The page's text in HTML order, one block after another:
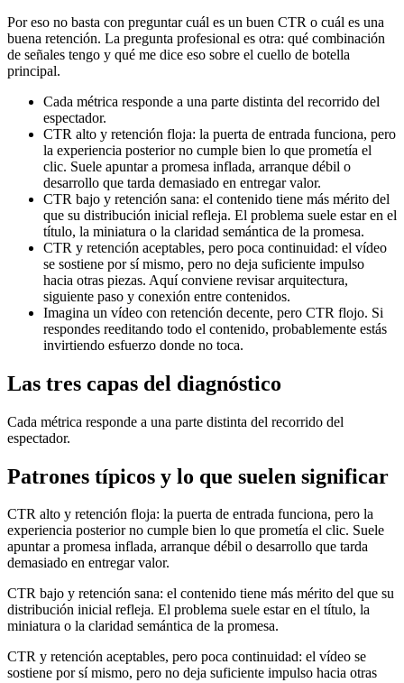
Por eso no basta con preguntar cuál es un buen CTR o cuál es una
buena retención. La pregunta profesional es otra: qué combinación
de señales tengo y qué me dice eso sobre el cuello de botella
principal.
Cada métrica responde a una parte distinta del recorrido del
espectador.
CTR alto y retención floja: la puerta de entrada funciona, pero
la experiencia posterior no cumple bien lo que prometía el
clic. Suele apuntar a promesa inflada, arranque débil o
desarrollo que tarda demasiado en entregar valor.
CTR bajo y retención sana: el contenido tiene más mérito del
que su distribución inicial refleja. El problema suele estar en el
título, la miniatura o la claridad semántica de la promesa.
CTR y retención aceptables, pero poca continuidad: el vídeo
se sostiene por sí mismo, pero no deja suficiente impulso
hacia otras piezas. Aquí conviene revisar arquitectura,
siguiente paso y conexión entre contenidos.
Imagina un vídeo con retención decente, pero CTR flojo. Si
respondes reeditando todo el contenido, probablemente estás
invirtiendo esfuerzo donde no toca.
Las tres capas del diagnóstico
Cada métrica responde a una parte distinta del recorrido del
espectador.
Patrones típicos y lo que suelen significar
CTR alto y retención floja: la puerta de entrada funciona, pero la
experiencia posterior no cumple bien lo que prometía el clic. Suele
apuntar a promesa inflada, arranque débil o desarrollo que tarda
demasiado en entregar valor.
CTR bajo y retención sana: el contenido tiene más mérito del que su
distribución inicial refleja. El problema suele estar en el título, la
miniatura o la claridad semántica de la promesa.
CTR y retención aceptables, pero poca continuidad: el vídeo se
sostiene por sí mismo, pero no deja suficiente impulso hacia otras